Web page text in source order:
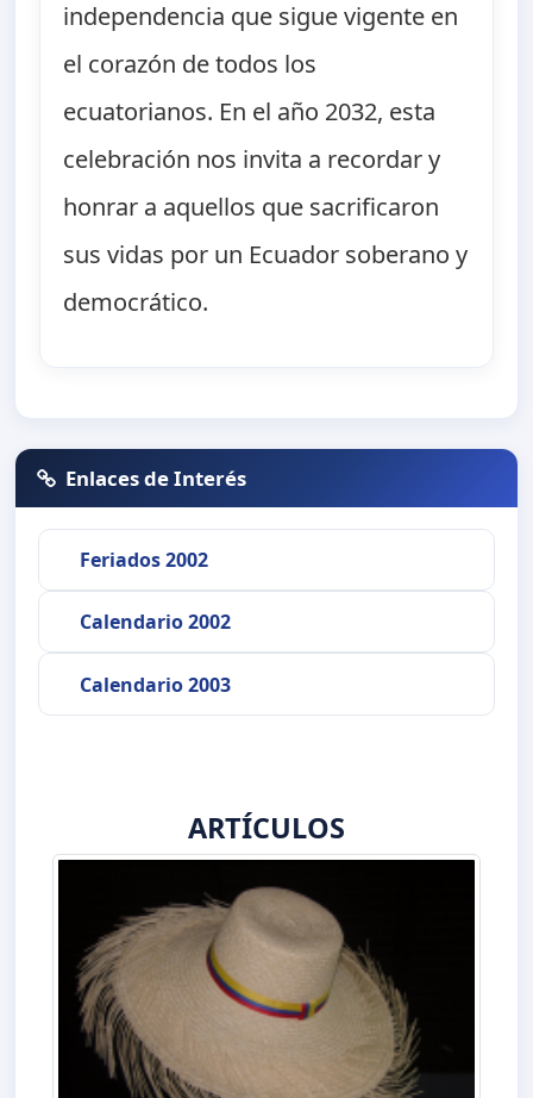
independencia que sigue vigente en
el corazón de todos los
ecuatorianos. En el año 2032, esta
celebración nos invita a recordar y
honrar a aquellos que sacrificaron
sus vidas por un Ecuador soberano y
democrático.
Enlaces de Interés
Feriados 2002
Calendario 2002
Calendario 2003
ARTÍCULOS